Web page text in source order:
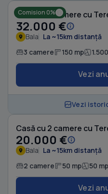
Comision 0%
Casă cu 3 camere cu
32.000 €
Bala La ~15km distanță
3 camere 150 mp
Vezi
Vezi
Casă cu 2 camere cu
20.000 €
Bala La ~15km distanță
2 camere 50 mp 50
Vezi